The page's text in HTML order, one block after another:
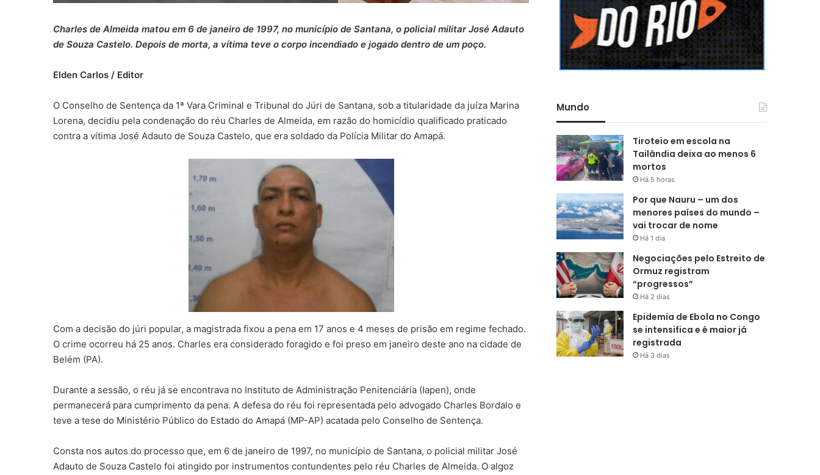
Charles de Almeida matou em 6 de janeiro de 1997, no município de Santana, o policial militar José Adauto
de Souza Castelo. Depois de morta, a vítima teve o corpo incendiado e jogado dentro de um poço.
Elden Carlos / Editor
O Conselho de Sentença da 1ª Vara Criminal e Tribunal do Júri de Santana, sob a titularidade da juíza Marina
Lorena, decidiu pela condenação do réu Charles de Almeida, em razão do homicídio qualificado praticado
contra a vítima José Adauto de Souza Castelo, que era soldado da Polícia Militar do Amapá.
Com a decisão do júri popular, a magistrada fixou a pena em 17 anos e 4 meses de prisão em regime fechado.
O crime ocorreu há 25 anos. Charles era considerado foragido e foi preso em janeiro deste ano na cidade de
Belém (PA).
Durante a sessão, o réu já se encontrava no Instituto de Administração Penitenciária (Iapen), onde
permanecerá para cumprimento da pena. A defesa do réu foi representada pelo advogado Charles Bordalo e
teve a tese do Ministério Público do Estado do Amapá (MP-AP) acatada pelo Conselho de Sentença.
Consta nos autos do processo que, em 6 de janeiro de 1997, no município de Santana, o policial militar José
Adauto de Souza Castelo foi atingido por instrumentos contundentes pelo réu Charles de Almeida. O algoz
Mundo
Tiroteio em escola na
Tailândia deixa ao menos 6
mortos
Há 5 horas
Por que Nauru – um dos
menores países do mundo –
vai trocar de nome
Há 1 dia
Negociações pelo Estreito de
Ormuz registram
“progressos”
Há 2 dias
Epidemia de Ebola no Congo
se intensifica e é maior já
registrada
Há 3 dias